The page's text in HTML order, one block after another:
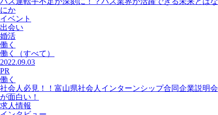
にか
イベント
出会い
婚活
働く
働く
（すべて）
2022.09.03
PR
働く
社会人必見！！富山県社会人インターンシップ合同企業説明会
が面白い！
求人情報